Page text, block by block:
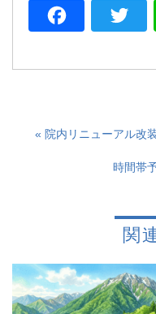
« 院内リニューアル改
時間帯
関